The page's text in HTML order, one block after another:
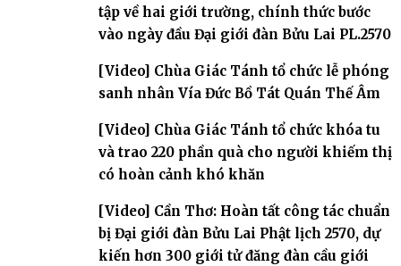
tập về hai giới trường, chính thức bước
vào ngày đầu Đại giới đàn Bửu Lai PL.2570
[Video] Chùa Giác Tánh tổ chức lễ phóng
sanh nhân Vía Đức Bồ Tát Quán Thế Âm
[Video] Chùa Giác Tánh tổ chức khóa tu
và trao 220 phần quà cho người khiếm thị
có hoàn cảnh khó khăn
[Video] Cần Thơ: Hoàn tất công tác chuẩn
bị Đại giới đàn Bửu Lai Phật lịch 2570, dự
kiến hơn 300 giới tử đăng đàn cầu giới